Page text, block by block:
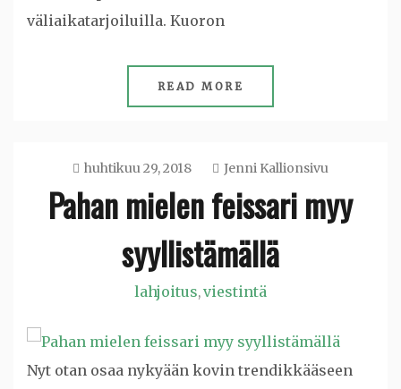
väliaikatarjoiluilla. Kuoron
READ MORE
huhtikuu 29, 2018 Jenni Kallionsivu
Pahan mielen feissari myy
syyllistämällä
lahjoitus,viestintä
Nyt otan osaa nykyään kovin trendikkääseen